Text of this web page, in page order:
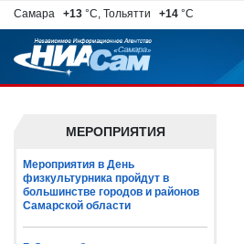
Самара +13 °C, Тольятти +14 °C
МЕРОПРИЯТИЯ
Мероприятия в День
физкультурника пройдут в
большинстве городов и районов
Самарской области